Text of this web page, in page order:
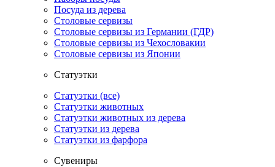
Посуда из дерева
Столовые сервизы
Столовые сервизы из Германии (ГДР)
Столовые сервизы из Чехословакии
Столовые сервизы из Японии
Статуэтки
Статуэтки (все)
Статуэтки животных
Статуэтки животных из дерева
Статуэтки из дерева
Статуэтки из фарфора
Сувениры